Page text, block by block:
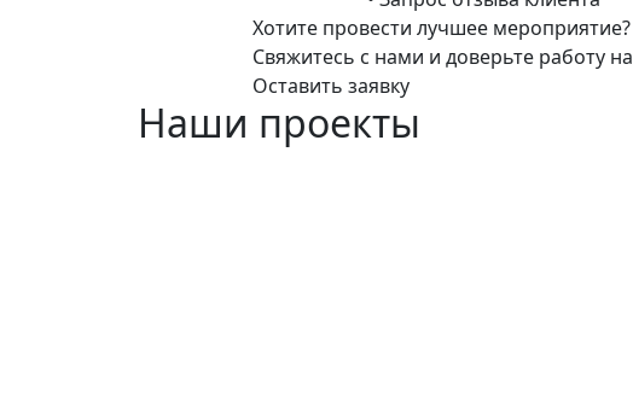
Хотите провести лучшее мероприятие?
Свяжитесь с нами и доверьте работу
Оставить заявку
Наши проекты